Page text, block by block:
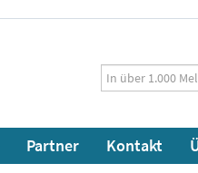
Partner Kontakt